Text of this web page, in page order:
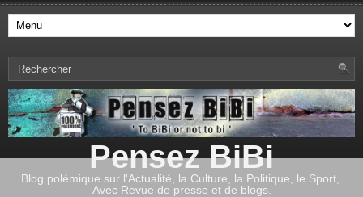
Pensez BiBi
Blog polémique sur l'Actualité, la Culture, la Politique, le Sport,.
Avec Revue de presse et de blogs.